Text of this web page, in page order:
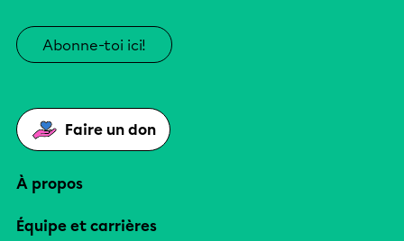
Abonne-toi ici!
Faire un don
À propos
Équipe et carrières